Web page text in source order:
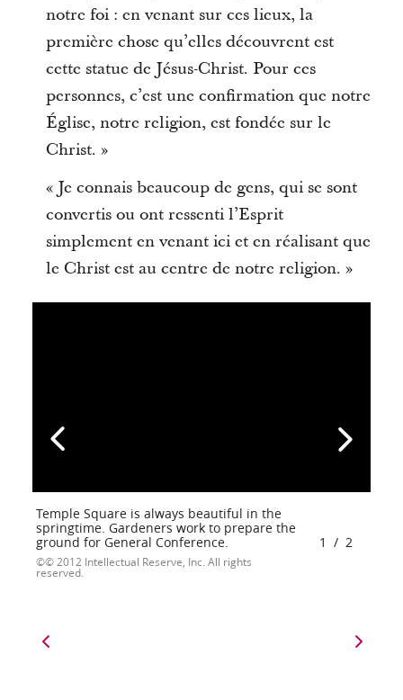
notre foi : en venant sur ces lieux, la
première chose qu’elles découvrent est
cette statue de Jésus-Christ. Pour ces
personnes, c’est une confirmation que notre
Église, notre religion, est fondée sur le
Christ. »
« Je connais beaucoup de gens, qui se sont
convertis ou ont ressenti l’Esprit
simplement en venant ici et en réalisant que
le Christ est au centre de notre religion. »
Temple Square is always beautiful in the
springtime. Gardeners work to prepare the
ground for General Conference.
© 2012 Intellectual Reserve, Inc. All rights
reserved.
1 / 2